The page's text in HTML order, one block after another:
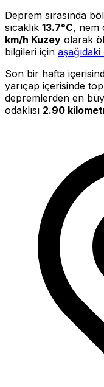
Deprem sırasında
sıcaklık 13.7°C, nem
km/h Kuzey olarak
bilgileri için
Son bir hafta
yarıçap içerisinde
depremlerden en
odaklısı 2.90